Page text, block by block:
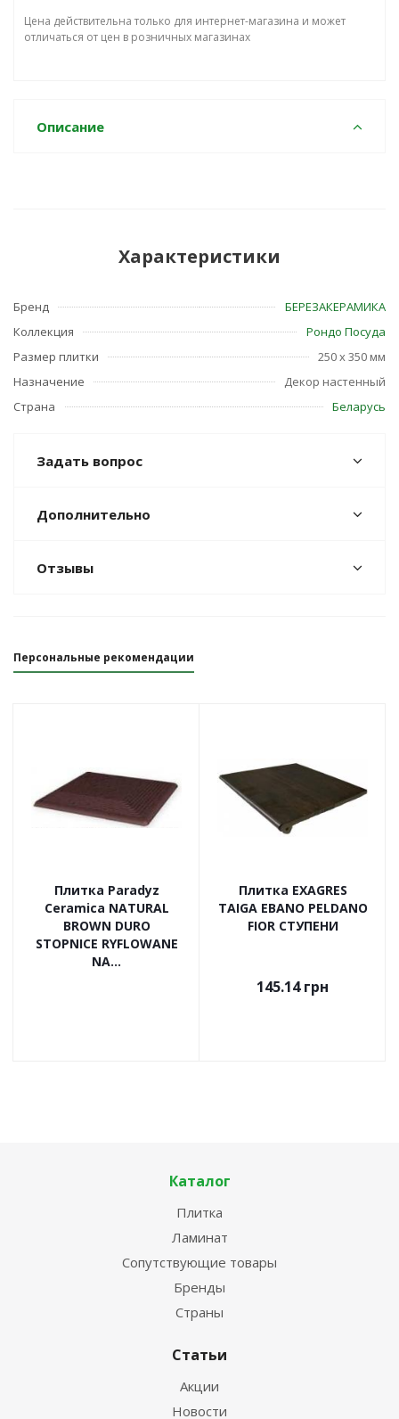
Цена действительна только для интернет-магазина и может
отличаться от цен в розничных магазинах
Описание
Характеристики
Бренд
БЕРЕЗАКЕРАМИКА
Коллекция
Рондо Посуда
Размер плитки
250 x 350 мм
Назначение
Декор настенный
Страна
Беларусь
Задать вопрос
Дополнительно
Отзывы
Персональные рекомендации
Плитка Paradyz
Ceramica NATURAL
BROWN DURO
STOPNICE RYFLOWANE
NA...
Плитка EXAGRES
TAIGA EBANO PELDANO
FIOR СТУПЕНИ
145.14грн
Каталог
Плитка
Ламинат
Сопутствующие товары
Бренды
Страны
Статьи
Акции
Новости